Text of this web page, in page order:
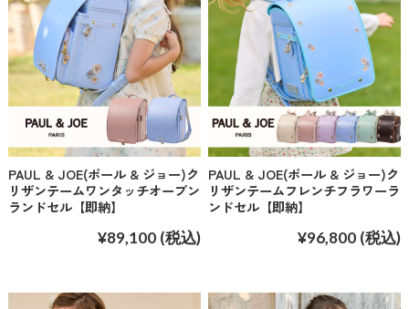
PAUL & JOE(ポール & ジョー)ク
リザンテームワンタッチオープン
ランドセル【即納】
¥89,100 (税込)
PAUL & JOE(ポール & ジョー)ク
リザンテームフレンチフラワーラ
ンドセル【即納】
¥96,800 (税込)